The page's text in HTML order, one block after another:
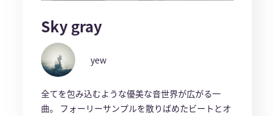
Sky gray
yew
全てを包み込むような優美な音世界が広がる一
曲。 フォーリーサンプルを散りばめたビートとオ